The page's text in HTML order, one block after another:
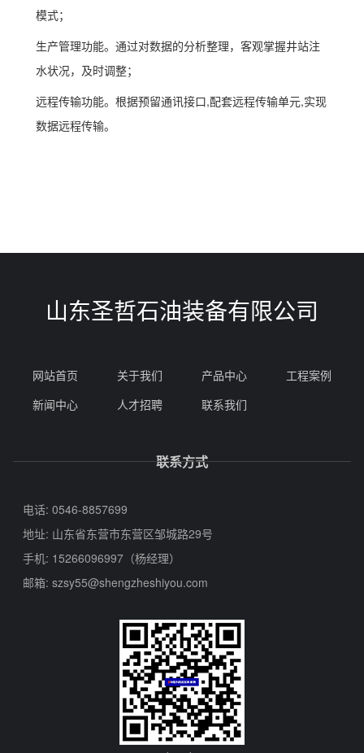
模式；
生产管理功能。通过对数据的分析整理，客观掌握井站注
水状况，及时调整；
远程传输功能。根据预留通讯接口,配套远程传输单元,实现
数据远程传输。
山东圣哲石油装备有限公司
网站首页 关于我们 产品中心
工程案例
新闻中心
人才招聘 联系我们
联系方式
电话: 0546-8857699
地址: 山东省东营市东营区邹城路29号
手机: 15266096997（杨经理）
邮箱: szsy55@shengzheshiyou.com